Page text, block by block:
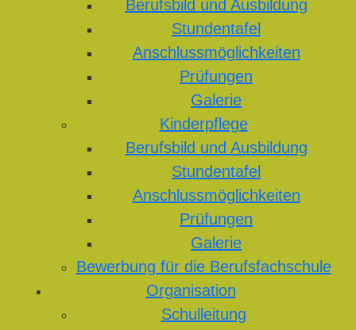
Berufsbild und Ausbildung
Stundentafel
Anschlussmöglichkeiten
Prüfungen
Galerie
Kinderpflege
Berufsbild und Ausbildung
Stundentafel
Anschlussmöglichkeiten
Prüfungen
Galerie
Bewerbung für die Berufsfachschule
Organisation
Schulleitung